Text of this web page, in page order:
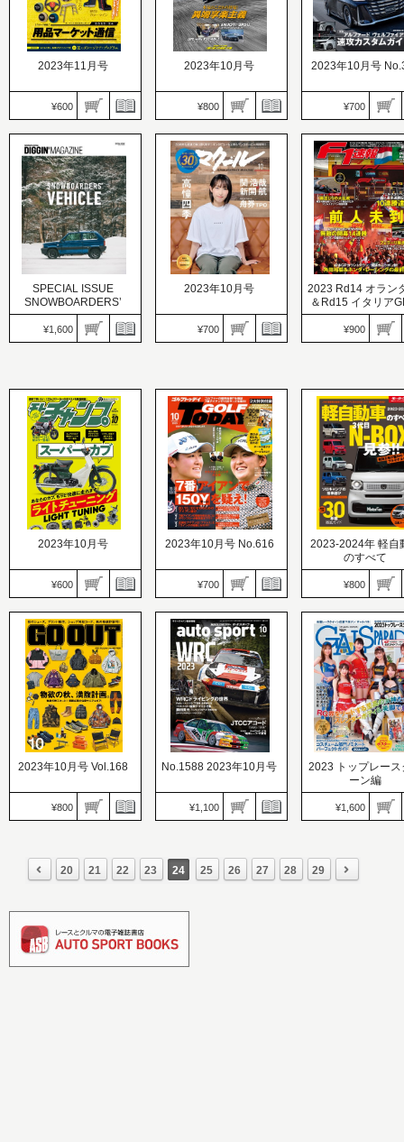
Car Goods Magazine（カ
発売日：2023.09.15
初物にワクワク！ 実りの
秋、とって出し!! 用品マ
ーケット通信
2023年11月号
¥600
ドリフト天国
価格：800円
発売日：2023.09.15
本気のこだわり拝見！ 異
端享楽主義
2023年10月号
¥800
STYLE WAGON（
価格：700円
発売日：2023.09.15
低くて、乗り心地も
にしないローダウン
法！
2023年10月号
¥700
発売日：2023.09.12
SNOWBOARDERS’
VEHICLE
SPECIAL ISSUE
SNOWBOARDERS’
VEHICLE
¥1,600
マクール
ます！ インタビューも企
画もヤングダービー特別
号!!
2023年10月号
¥700
F1速報（エフワンソ
前人未踏、フェルス
ペン個人最多連勝記
連勝達成
2023 Rd14 オラン
＆Rd15 イタリア
併号
¥900
価格：600円
発売日：2023.09.06
あなたのカブ、もっと快
適に走れます！ ライトチ
ューニング
2023年10月号
¥600
GOLF TODAY（ゴルフト
価格：700円
発売日：2023.09.05
ゴルファーの都市伝説？
を検証 7番アイアンで150
ヤードを疑え！
2023年10月号 No.616
¥700
価格：800円
発売日：2023.08.31
絶対王者が盤石のフ
デルチェンジ
2023-2024年 軽自
のすべて
¥800
価格：800円
発売日：2023.08.30
2023年10月号 Vol.168
¥800
AUTO SPORT（オート
WRCドライビングの世界
＆JTCCアコード 1996-
No.1588 2023年10月号
¥1,100
GALS PARADISE（
RQ界をリードする
の女神たちがスレン
2023 トップレース
ーン編
¥1,600
20 21 22 23 24 25 26 27 28 29